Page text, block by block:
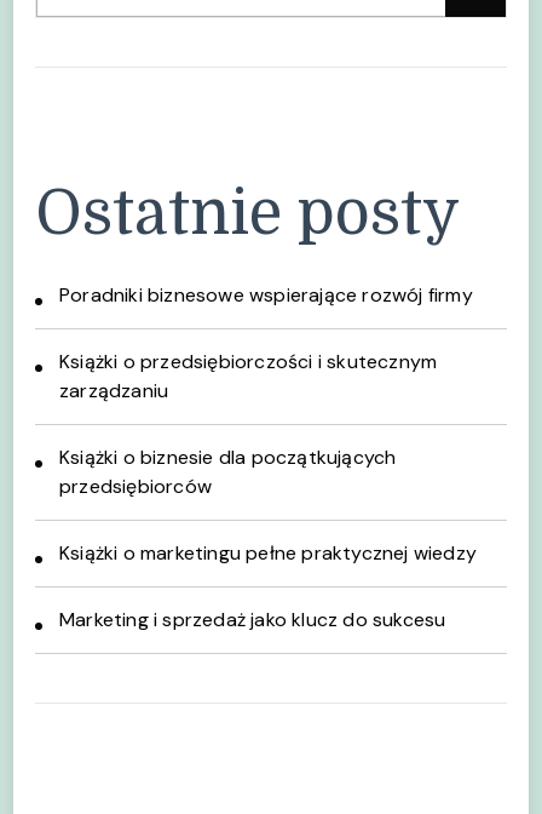
Ostatnie posty
Poradniki biznesowe wspierające rozwój firmy
Książki o przedsiębiorczości i skutecznym
zarządzaniu
Książki o biznesie dla początkujących
przedsiębiorców
Książki o marketingu pełne praktycznej wiedzy
Marketing i sprzedaż jako klucz do sukcesu